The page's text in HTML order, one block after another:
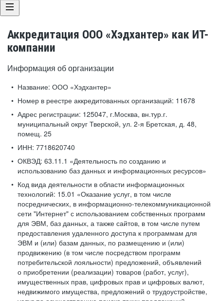
Аккредитация ООО «Хэдхантер» как ИТ-
компании
Информация об организации
Название: ООО «Хэдхантер»
Номер в реестре аккредитованных организаций: 11678
Адрес регистрации: 125047, г.Москва, вн.тур.г.
муниципальный округ Тверской, ул. 2-я Бретская, д. 48,
помещ. 25
ИНН: 7718620740
ОКВЭД: 63.11.1 «Деятельность по созданию и
использованию баз данных и информационных ресурсов»
Код вида деятельности в области информационных
технологий: 15.01 «Оказание услуг, в том числе
посреднических, в информационно-телекоммуникационной
сети "Интернет" с использованием собственных программ
для ЭВМ, баз данных, а также сайтов, в том числе путем
предоставления удаленного доступа к программам для
ЭВМ и (или) базам данных, по размещению и (или)
продвижению (в том числе посредством программ
потребительской лояльности) предложений, объявлений
о приобретении (реализации) товаров (работ, услуг),
имущественных прав, цифровых прав и цифровых валют,
недвижимого имущества, предложений о трудоустройстве,